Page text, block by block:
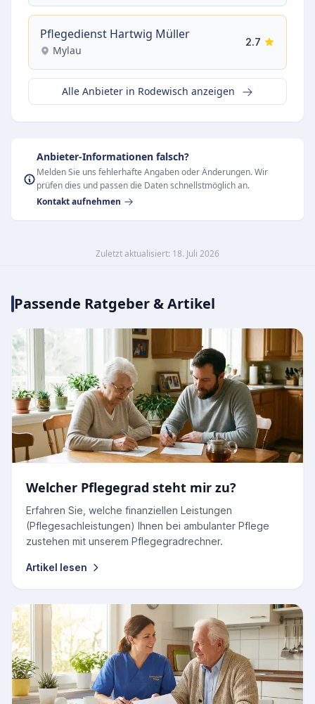
Pflegedienst Hartwig Müller
Mylau
2.7
Alle Anbieter in Rodewisch anzeigen
Anbieter-Informationen falsch?
Melden Sie uns fehlerhafte Angaben oder Änderungen. Wir
prüfen dies und passen die Daten schnellstmöglich an.
Kontakt aufnehmen
Zuletzt aktualisiert: 18. Juli 2026
Passende Ratgeber & Artikel
Welcher Pflegegrad steht mir zu?
Erfahren Sie, welche finanziellen Leistungen
(Pflegesachleistungen) Ihnen bei ambulanter Pflege
zustehen mit unserem Pflegegradrechner.
Artikel lesen